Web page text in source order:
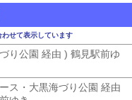
せて表示しています
り公園 経由 ) 鶴見駅前ゆ
ス・大黒海づり公園 経由